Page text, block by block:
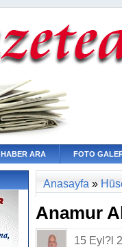
HABER ARA FOTO
Anasayfa »
Anamur
15 Eyl?l